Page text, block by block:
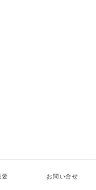
要 お問い合せ